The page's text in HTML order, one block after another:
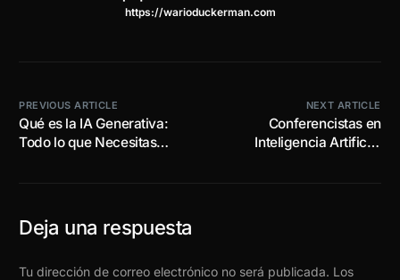
https://warioduckerman.com
PREVIOUS ARTICLE
Qué es la IA Generativa:
Todo lo que Necesitas
NEXT ARTICLE
Conferencistas en
Inteligencia Artificial
Deja una respuesta
Tu dirección de correo electrónico no será publicada. Los